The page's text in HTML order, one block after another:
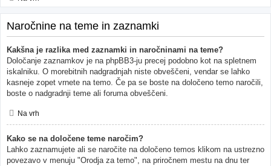
Naročnine na teme in zaznamki
Kakšna je razlika med zaznamki in naročninami na teme?
Določanje zaznamkov je na phpBB3-ju precej podobno kot na spletnem
iskalniku. O morebitnih nadgradnjah niste obveščeni, vendar se lahko
kasneje zopet vrnete na temo. Če pa se boste na določeno temo naročili,
boste o nadgradnji teme ali foruma obveščeni.
Na vrh
Kako se na določene teme naročim?
Lahko zaznamujete ali se naročite na določeno temos klikom na ustrezno
povezavo v menuju "Orodja za temo", na priročnem mestu na dnu ter